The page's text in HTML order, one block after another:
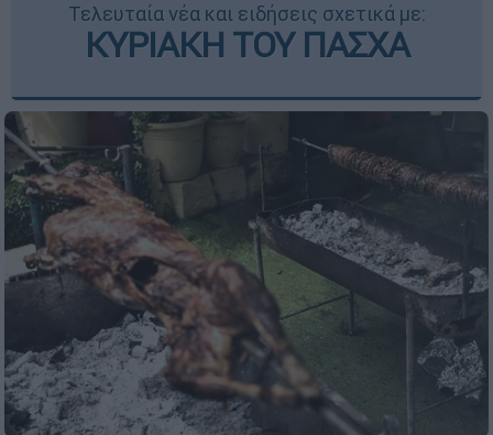
Τελευταία νέα και ειδήσεις σχετικά με:
ΚΥΡΙΑΚΗ ΤΟΥ ΠΑΣΧΑ